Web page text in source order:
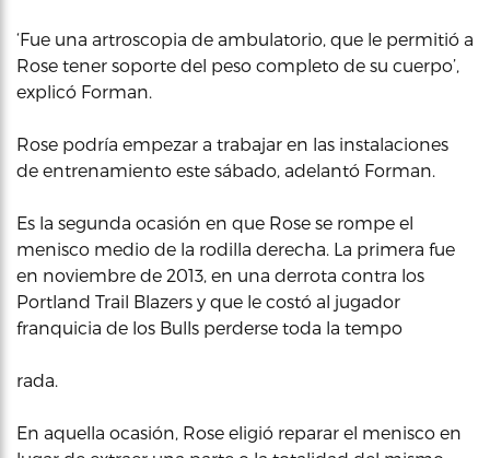
‘Fue una artroscopia de ambulatorio, que le permitió a
Rose tener soporte del peso completo de su cuerpo’,
explicó Forman.
Rose podría empezar a trabajar en las instalaciones
de entrenamiento este sábado, adelantó Forman.
Es la segunda ocasión en que Rose se rompe el
menisco medio de la rodilla derecha. La primera fue
en noviembre de 2013, en una derrota contra los
Portland Trail Blazers y que le costó al jugador
franquicia de los Bulls perderse toda la tempo
rada.
En aquella ocasión, Rose eligió reparar el menisco en